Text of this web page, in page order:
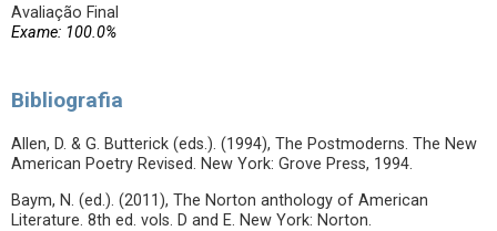
Avaliação Final
Exame: 100.0%
Bibliografia
Allen, D. & G. Butterick (eds.). (1994), The Postmoderns. The New
American Poetry Revised. New York: Grove Press, 1994.
Baym, N. (ed.). (2011), The Norton anthology of American
Literature. 8th ed. vols. D and E. New York: Norton.